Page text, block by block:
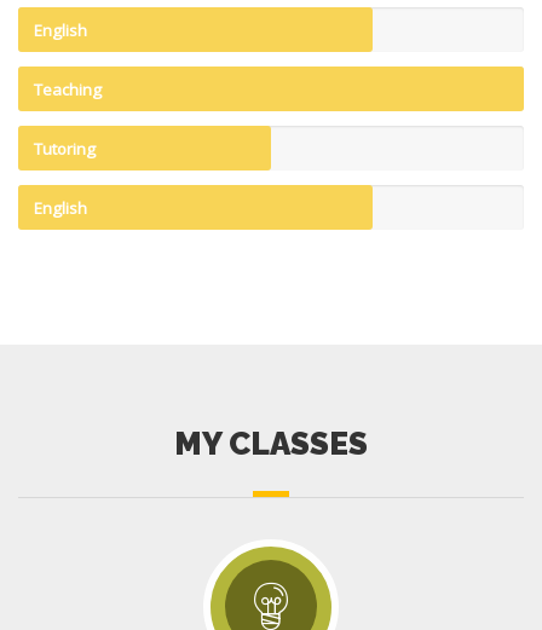
English
Teaching
Tutoring
English
MY CLASSES